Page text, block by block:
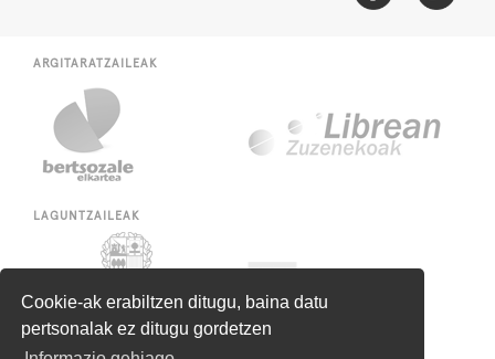
Cookie-ak erabiltzen ditugu, baina datu
pertsonalak ez ditugu gordetzen
ARGITARATZAILEAK
LAGUNTZAILEAK